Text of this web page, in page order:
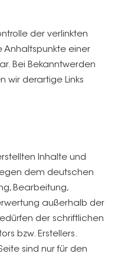
der verlinkten
Anhaltspunkte einer
Bei Bekanntwerden
wir derartige Links
Inhalte und
dem deutschen
Bearbeitung,
außerhalb der
der schriftlichen
bzw. Erstellers.
sind nur für den